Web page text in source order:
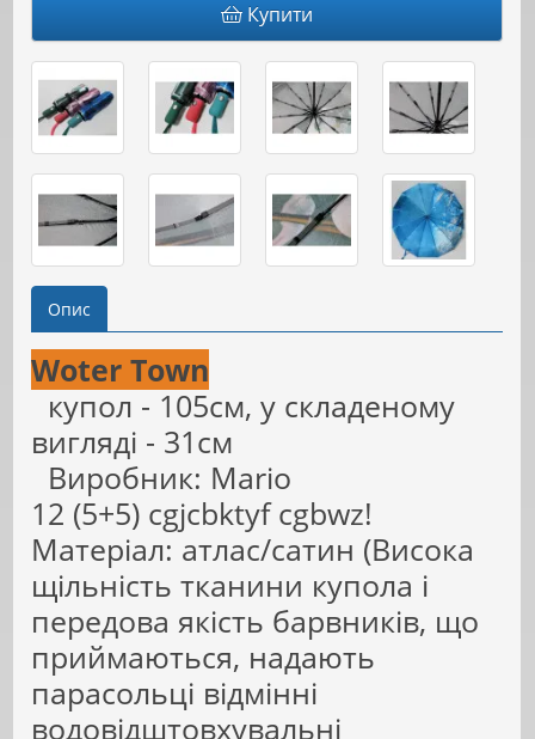
Купити
Опис
Woter Town
купол - 105см, у складеному
вигляді - 31см
Виробник: Mario
12 (5+5) сgjcbktyf cgbwz!
Матеріал: атлас/сатин (Висока
щільність тканини купола і
передова якість барвників, що
приймаються, надають
парасольці відмінні
водовідштовхувальні